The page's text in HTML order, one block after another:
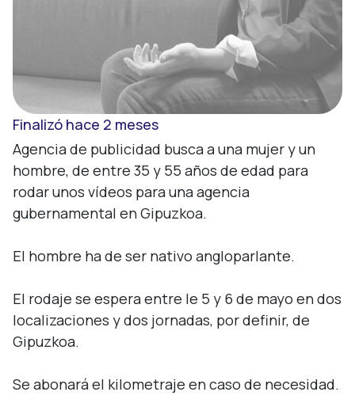
Finalizó hace 2 meses
Agencia de publicidad busca a una mujer y un
hombre, de entre 35 y 55 años de edad para
rodar unos vídeos para una agencia
gubernamental en Gipuzkoa.
El hombre ha de ser nativo angloparlante.
El rodaje se espera entre le 5 y 6 de mayo en dos
localizaciones y dos jornadas, por definir, de
Gipuzkoa.
Se abonará el kilometraje en caso de necesidad.